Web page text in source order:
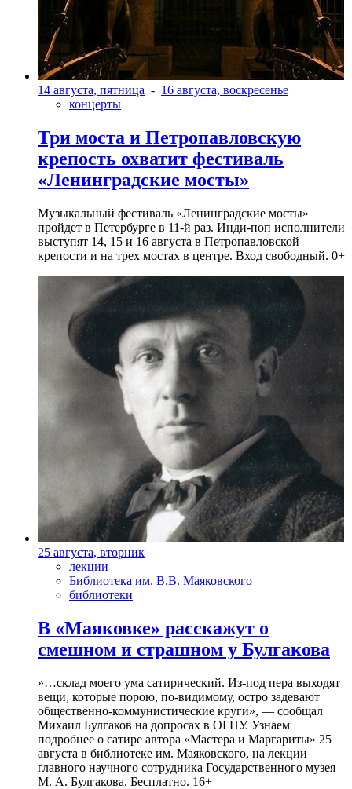
14 августа, пятница - 16 августа, воскресенье
концерты
Три моста и Петропавловскую
крепость охватит фестиваль
«Ленинградские мосты»
Музыкальный фестиваль «Ленинградские мосты»
пройдет в Петербурге в 11-й раз. Инди-поп исполнители
выступят 14, 15 и 16 августа в Петропавловской
крепости и на трех мостах в центре. Вход свободный. 0+
25 августа, вторник
лекции
Библиотека им. В.В. Маяковского
библиотеки
В «Маяковке» расскажут о
смешном и страшном у Булгакова
»…склад моего ума сатирический. Из-под пера выходят
вещи, которые порою, по-видимому, остро задевают
общественно-коммунистические круги», — сообщал
Михаил Булгаков на допросах в ОГПУ. Узнаем
подробнее о сатире автора «Мастера и Маргариты» 25
августа в библиотеке им. Маяковского, на лекции
главного научного сотрудника Государственного музея
М. А. Булгакова. Бесплатно. 16+